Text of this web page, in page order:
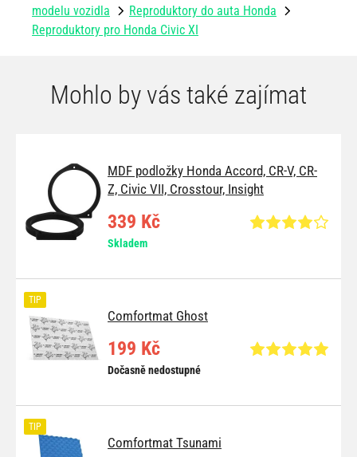
modelu vozidla
Reproduktory do auta Honda
Reproduktory pro Honda Civic XI
Mohlo by vás také zajímat
MDF podložky Honda Accord, CR-V, CR-
Z, Civic VII, Crosstour, Insight
339 Kč
Skladem
Comfortmat Ghost
TIP
199 Kč
Dočasně nedostupné
Comfortmat Tsunami
TIP